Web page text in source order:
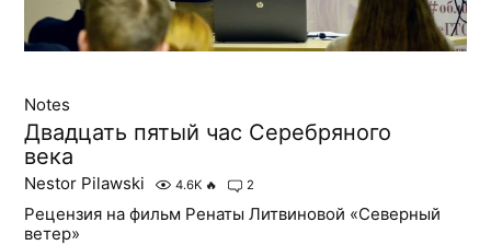
Notes
Двадцать пятый час Серебряного
века
Nestor Pilawski 4.6K 🔥 2
Рецензия на фильм Ренаты Литвиновой «Северный
ветер»